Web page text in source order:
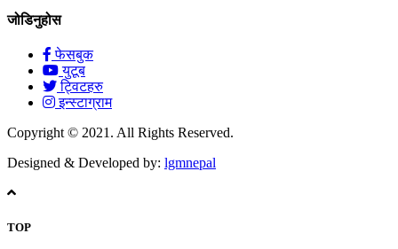
जोडिनुहोस
फेसबुक
युटूब
ट्विटहरु
इन्स्टाग्राम
Copyright © 2021. All Rights Reserved.
Designed & Developed by: lgmnepal
TOP